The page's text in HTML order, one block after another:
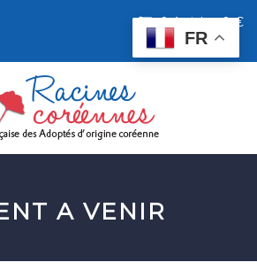
0 Article 0 €
A VENIR
FR